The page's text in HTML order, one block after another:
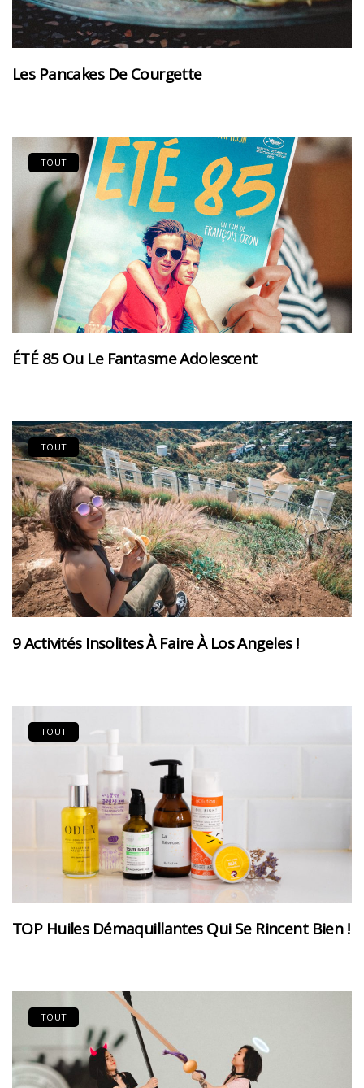
Les Pancakes De Courgette
TOUT
ÉTÉ 85 Ou Le Fantasme Adolescent
TOUT
9 Activités Insolites À Faire À Los Angeles !
TOUT
TOP Huiles Démaquillantes Qui Se Rincent Bien !
TOUT